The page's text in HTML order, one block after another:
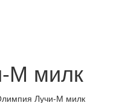
М милк